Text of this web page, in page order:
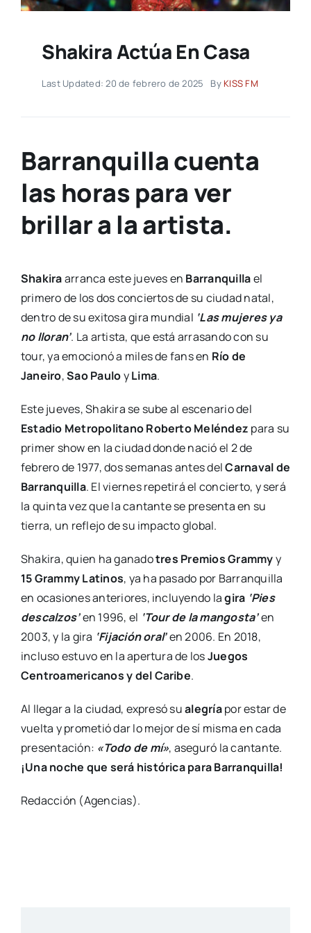
Shakira Actúa En Casa
Last Updated: 20 de febrero de 2025 By KISS FM
Barranquilla cuenta
las horas para ver
brillar a la artista.
Shakiraarranca este jueves en Barranquillael
primero de los dos conciertos de su ciudad natal,
dentro de su exitosa gira mundial ‘Las mujeres ya
no lloran’. La artista, que está arrasando con su
tour, ya emocionó a miles de fans en Río de
Janeiro,Sao PauloyLima.
Este jueves, Shakira se sube al escenario del
Estadio Metropolitano Roberto Meléndez para su
primer show en la ciudad donde nació el 2 de
febrero de 1977, dos semanas antes delCarnaval de
Barranquilla. El viernes repetirá el concierto, y será
la quinta vez que la cantante se presenta en su
tierra, un reflejo de su impacto global.
Shakira, quien ha ganadotres Premios Grammyy
15 Grammy Latinos, ya ha pasado por Barranquilla
en ocasiones anteriores, incluyendo lagira ‘Pies
descalzos’en 1996, el ‘Tour de la mangosta’en
2003, y la gira ‘Fijación oral’en 2006. En 2018,
incluso estuvo en la apertura de losJuegos
Centroamericanos y del Caribe.
Al llegar a la ciudad, expresó sualegríapor estar de
vuelta y prometió dar lo mejor de sí misma en cada
presentación: «Todo de mí», aseguró la cantante.
¡Una noche que será histórica para Barranquilla!
Redacción (Agencias).